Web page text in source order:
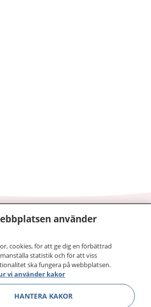
om din hälsa och vård
råd om hälsa och information om
mottagningar du kan kontakta.
din journal och göra dina
telefonnummer 1177 för
dygnet runt.
när du vill må bättre.
använder
cookies, för att ge dig en förbättrad
statistik och för att viss
ska fungera på webbplatsen.
vi använder kakor
HANTERA KAKOR